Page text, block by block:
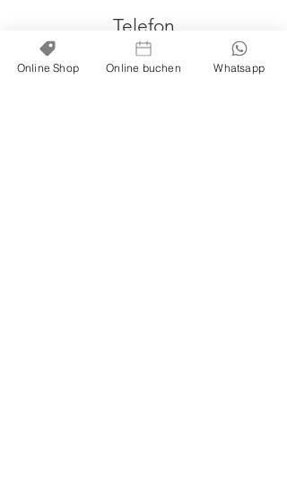
Telefon
079 328 91 59
Online Shop Online buchen Whatsapp